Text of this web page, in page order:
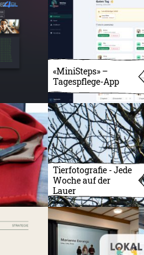
«MiniSteps» –
Tagespflege-App
Tierfotografie - Jede
Woche auf der
Lauer